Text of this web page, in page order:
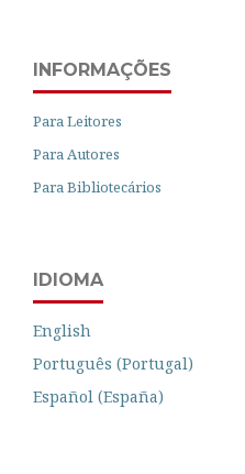
INFORMAÇÕES
Para Leitores
Para Autores
Para Bibliotecários
IDIOMA
English
Português (Portugal)
Español (España)